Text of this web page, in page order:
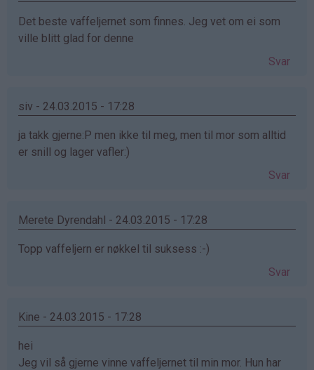
Det beste vaffeljernet som finnes. Jeg vet om ei som
ville blitt glad for denne
Svar
siv - 24.03.2015 - 17:28
ja takk gjerne:P men ikke til meg, men til mor som alltid
er snill og lager vafler:)
Svar
Merete Dyrendahl - 24.03.2015 - 17:28
Topp vaffeljern er nøkkel til suksess :-)
Svar
Kine - 24.03.2015 - 17:28
hei
Jeg vil så gjerne vinne vaffeljernet til min mor. Hun har